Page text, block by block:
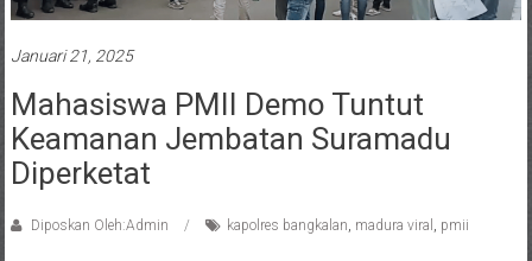
Januari 21, 2025
Mahasiswa PMII Demo Tuntut
Keamanan Jembatan Suramadu
Diperketat
Diposkan Oleh:Admin kapolres bangkalan, madura viral , pmii